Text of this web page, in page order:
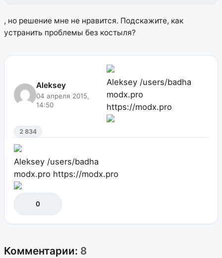
, но решение мне не нравится. Подскажите, как
устранить проблемы без костыля?
Aleksey
04 апреля 2015,
14:50
Aleksey /users/badha
modx.pro
https://modx.pro
2 834
Aleksey /users/badha
modx.pro https://modx.pro
0
Комментарии: 8